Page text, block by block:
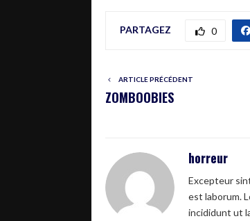
PARTAGEZ 0
ARTICLE PRÉCÉDENT
ZOMBOOBIES
horreur
Excepteur
est laborum.
incididunt ut